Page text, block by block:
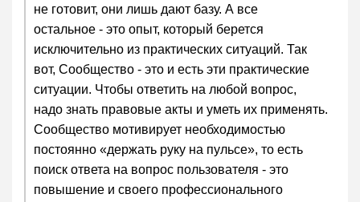
не готовит, они лишь дают базу. А все
остальное - это опыт, который берется
исключительно из практических ситуаций. Так
вот, Сообщество - это и есть эти практические
ситуации. Чтобы ответить на любой вопрос,
надо знать правовые акты и уметь их применять.
Сообщество мотивирует необходимостью
постоянно «держать руку на пульсе», то есть
поиск ответа на вопрос пользователя - это
повышение и своего профессионального